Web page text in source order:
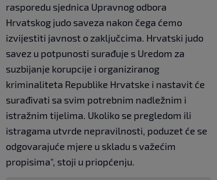
rasporedu sjednica Upravnog odbora
Hrvatskog judo saveza nakon čega ćemo
izvijestiti javnost o zaključcima. Hrvatski judo
savez u potpunosti surađuje s Uredom za
suzbijanje korupcije i organiziranog
kriminaliteta Republike Hrvatske i nastavit će
surađivati sa svim potrebnim nadležnim i
istražnim tijelima. Ukoliko se pregledom ili
istragama utvrde nepravilnosti, poduzet će se
odgovarajuće mjere u skladu s važećim
propisima", stoji u priopćenju.